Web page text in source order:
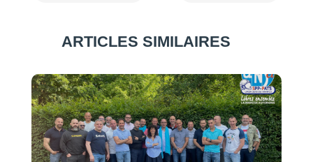
ARTICLES SIMILAIRES